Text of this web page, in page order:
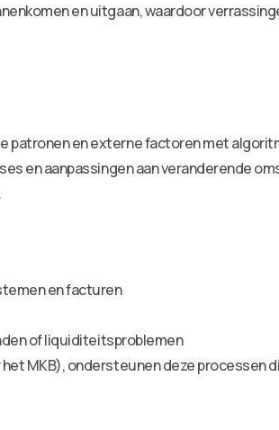
en uitgaan, waardoor
en externe factoren met
en aanpassingen aan veranderende
en facturen
of liquiditeitsproblemen
MKB), ondersteunen deze processen